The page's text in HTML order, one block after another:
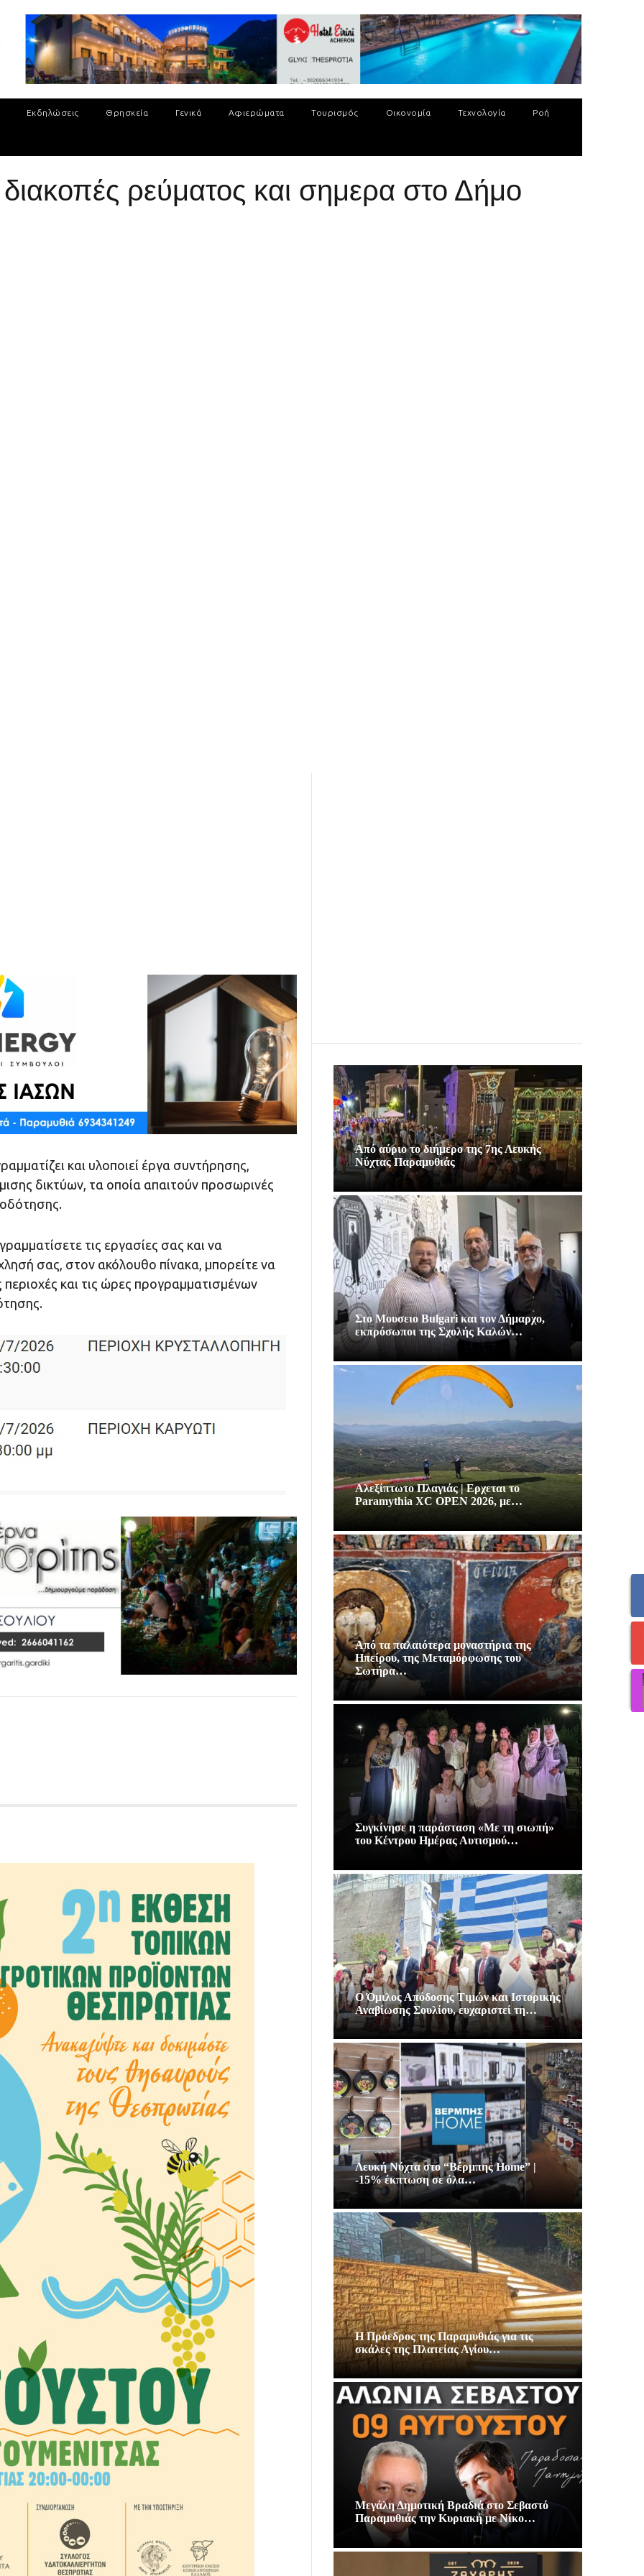
Εκδηλώσεις Θρησκεία Γενικά Αφιερώματα Τουρισμός Οικονομία Τεχνολογία Ροή
ρεύματος και σημερα στο Δήμο
και υλοποιεί έργα συντήρησης,
δικτύων, τα οποία απαιτούν προσωρινές
τις εργασίες σας και να
σας, στον ακόλουθο πίνακα, μπορείτε να
περιοχές και τις ώρες προγραμματισμένων
Από αύριο το διήμερο της 7ης Λευκής
Νύχτας Παραμυθιάς
Στο Μουσειο Bulgari και τον Δήμαρχο,
εκπρόσωποι της Σχολής Καλών…
Αλεξίπτωτο Πλαγιάς | Ερχεται το
Paramythia XC OPEN 2026, με…
Από τα παλαιότερα μοναστήρια της
Ηπείρου, της Μεταμόρφωσης του
Σωτήρα…
Συγκίνησε η παράσταση «Με τη σιωπή»
του Κέντρου Ημέρας Αυτισμού…
Ο Όμιλος Απόδοσης Τιμών και Ιστορικής
Αναβίωσης Σουλίου, ευχαριστεί τη…
Λευκή Νύχτα στο “Βέρμπης Home” |
-15% έκπτωση σε όλα…
Η Πρόεδρος της Παραμυθιάς για τις
σκάλες της Πλατείας Αγίου…
Μεγάλη Δημοτική Βραδιά στο Σεβαστό
Παραμυθιάς την Κυριακή με Νίκο…